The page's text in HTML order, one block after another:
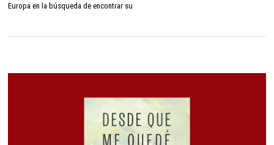
,
2
Europa en la búsqueda de encontrar su